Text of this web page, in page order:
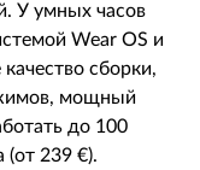
У умных часов
Wear OS и
сборки,
мощный
до 100
(от 239 €).